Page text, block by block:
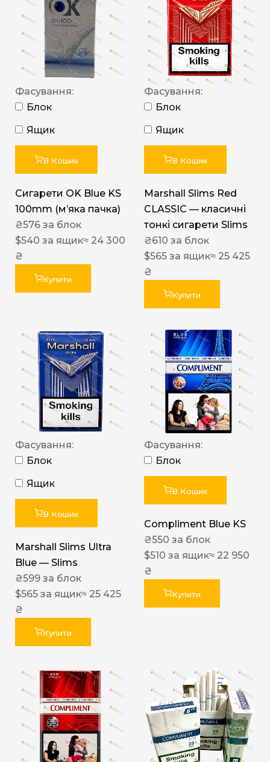
Фасування:
Блок
Ящик
В Кошик
Сигарети OK Blue KS
100mm (м’яка пачка)
₴576 за блок
$540 за ящик≈ 24 300
₴
Купити
Фасування:
Блок
Ящик
В Кошик
Marshall Slims Red
CLASSIC — класичні
тонкі сигарети Slims
₴610 за блок
$565 за ящик≈ 25 425
₴
Купити
Фасування:
Блок
Ящик
В Кошик
Marshall Slims Ultra
Blue — Slims
₴599 за блок
$565 за ящик≈ 25 425
₴
Купити
Фасування:
Блок
В Кошик
Compliment Blue KS
₴550 за блок
$510 за ящик≈ 22 950
₴
Купити